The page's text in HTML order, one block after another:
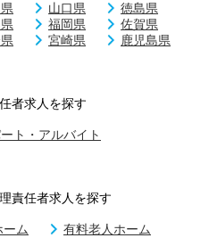
山口県
徳島県
福岡県
佐賀県
宮崎県
鹿児島県
者求人を探す
ト・アルバイト
責任者求人を探す
ム
有料老人ホーム